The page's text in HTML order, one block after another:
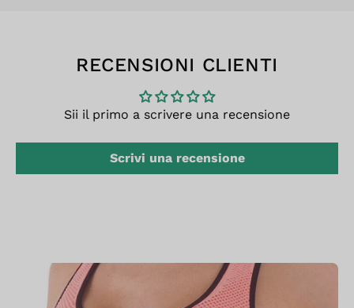
RECENSIONI CLIENTI
Sii il primo a scrivere una recensione
Scrivi una recensione